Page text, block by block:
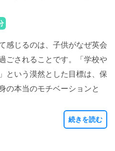
感じるのは、子供がなぜ英会
ごされることです。「学校や
という漠然とした目標は、保
の本当のモチベーションと
続きを読む